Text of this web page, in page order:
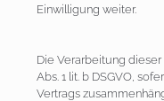
Einwilligung weiter.
Die Verarbeitung
Abs. 1 lit. b DSGVO,
Vertrags